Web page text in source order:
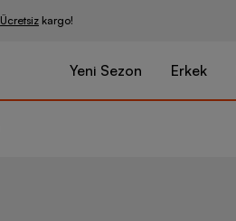
Ücretsiz kargo!
Yeni Sezon Erkek